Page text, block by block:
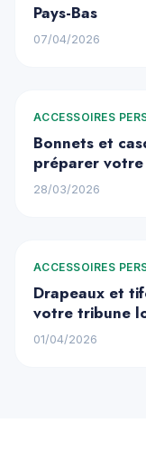
Pays-Bas
07/04/2026
ACCESSOIRES
Bonnets et
préparer
28/03/2026
ACCESSOIRES
Drapeaux et
votre tribune
01/04/2026